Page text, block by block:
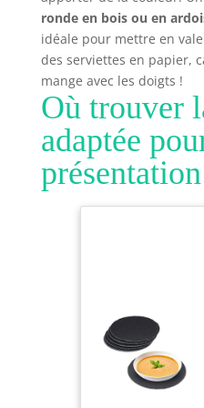
ronde en bois ou en
idéale pour mettre en
des serviettes en papier,
mange avec les doigts !
Où trouver
adaptée